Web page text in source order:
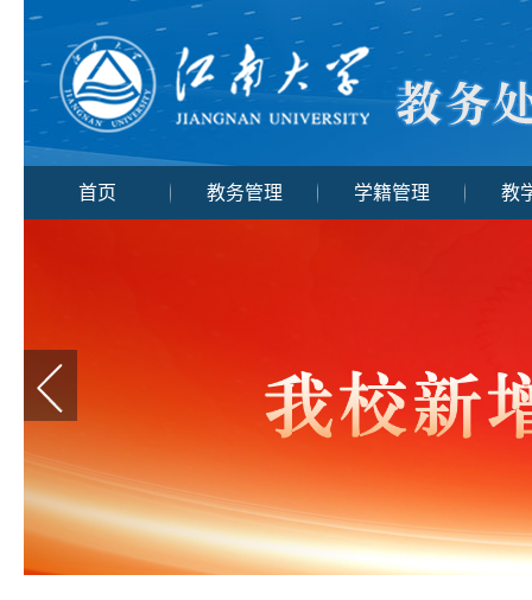
首页 教务管理 学籍管理 教